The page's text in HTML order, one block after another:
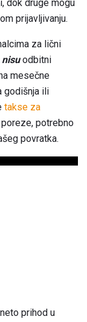
dok druge mogu
prijavljivanju.
za lični
nisuodbitni
mesečne
godišnja ili
takse za
potrebno
povratka.
prihod u